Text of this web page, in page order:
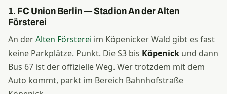
1. FC Union Berlin — Stadion An der Alten
Försterei
An derAlten Försterei im Köpenicker Wald gibt es fast
keine Parkplätze. Punkt. Die S3 bis Köpenick und dann
Bus 67 ist der offizielle Weg. Wer trotzdem mit dem
Auto kommt, parkt im Bereich Bahnhofstraße